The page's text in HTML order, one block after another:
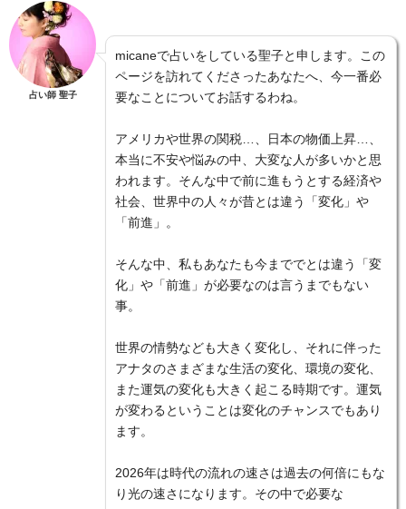
占い師 聖子
micaneで占いをしている聖子と申します。この
ページを訪れてくださったあなたへ、今一番必
要なことについてお話するわね。
アメリカや世界の関税…、日本の物価上昇…、
本当に不安や悩みの中、大変な人が多いかと思
われます。そんな中で前に進もうとする経済や
社会、世界中の人々が昔とは違う「変化」や
「前進」。
そんな中、私もあなたも今まででとは違う「変
化」や「前進」が必要なのは言うまでもない
事。
世界の情勢なども大きく変化し、それに伴った
アナタのさまざまな生活の変化、環境の変化、
また運気の変化も大きく起こる時期です。運気
が変わるということは変化のチャンスでもあり
ます。
2026年は時代の流れの速さは過去の何倍にもな
り光の速さになります。その中で必要な